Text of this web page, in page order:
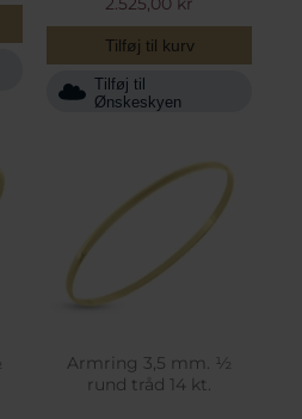
Tilføj til kurv
Tilføj til
Ønskeskyen
Armring 3,5 mm. ½
rund tråd 14 kt.